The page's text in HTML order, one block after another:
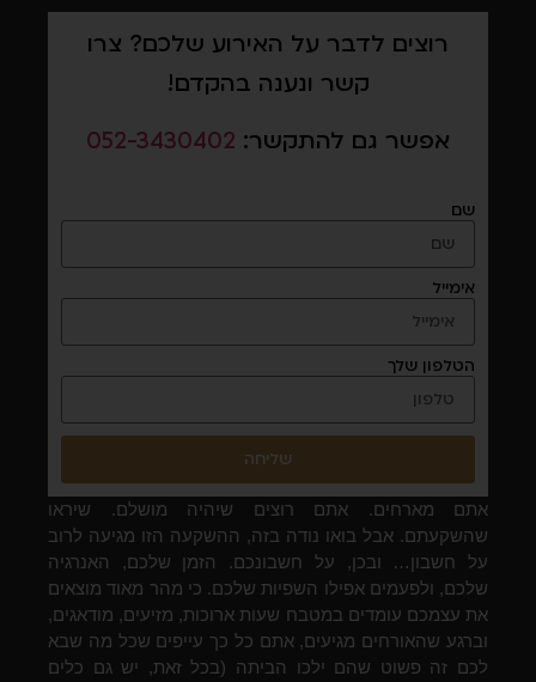
רוצים לדבר על האירוע שלכם? צרו
קשר ונענה בהקדם!
אפשר גם להתקשר: 052-3430402
שם
אימייל
הטלפון שלך
שליחה
אתם מארחים. אתם רוצים שיהיה מושלם. שיראו
שהשקעתם. אבל בואו נודה בזה, ההשקעה הזו מגיעה לרוב
על חשבון… ובכן, על חשבונכם. הזמן שלכם, האנרגיה
שלכם, ולפעמים אפילו השפיות שלכם. כי מהר מאוד מוצאים
את עצמכם עומדים במטבח שעות ארוכות, מזיעים, מודאגים,
וברגע שהאורחים מגיעים, אתם כל כך עייפים שכל מה שבא
לכם זה פשוט שהם ילכו הביתה (בכל זאת, יש גם כלים